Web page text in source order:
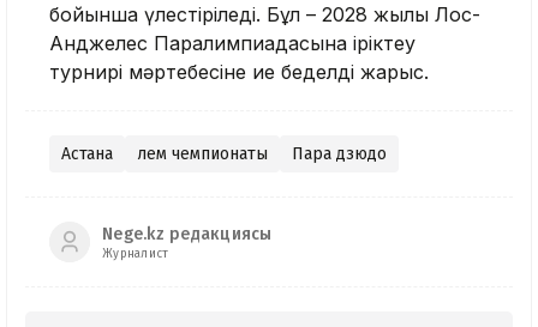
бойынша үлестіріледі. Бұл – 2028 жылғы Лос-
Анджелес Паралимпиадасына іріктеу
турнирі мәртебесіне ие беделді жарыс.
Астана Әлем чемпионаты Пара дзюдо
Nege.kz редакциясы
Журналист